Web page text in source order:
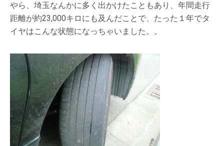
やら、埼玉なんかに多く出かけたこともあり、年間走行
距離が約23,000キロにも及んだことで、たった１年でタ
イヤはこんな状態になっちゃいました。。